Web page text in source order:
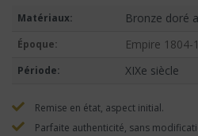
Matériaux: Bronze doré
Époque: Empire 1804-
Période: XIXe siècle
Remise en état, aspect initial.
Parfaite authenticité, sans